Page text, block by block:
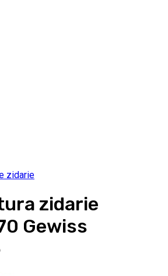
zidarie
zidarie
Gewiss